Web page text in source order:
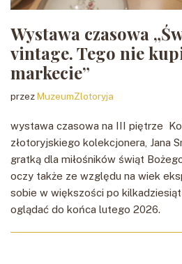
Wystawa czasowa
vintage. Tego nie
markecie”
przezMuzeumZlotoryja
wystawa czasowa na III piętrze
złotoryjskiego kolekcjonera, Jana
gratką dla miłośników świąt
oczy także ze względu na wiek
sobie w większości po
oglądać do końca lutego 2026.